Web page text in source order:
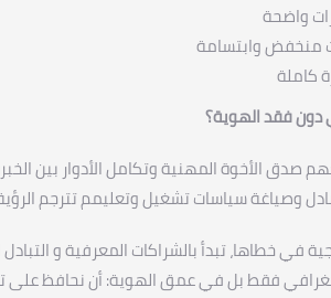
واضحة
منخفض وابتسامة
كاملة
دون فقد الهوية؟
صدق الأخوة المهنية وتكامل الأدوار بين
وصياغة سياسات تشغيل وتعليمم تترجم
في خطاها، تبدأ بالشراكات المعرفية و
فقط بل في عمق الهوية: أن نحافظ على